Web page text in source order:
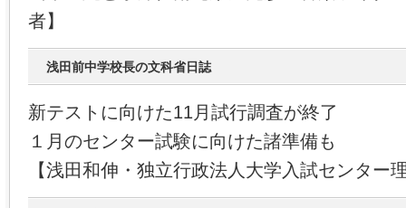
者】
浅田前中学校長の文科省日誌
新テストに向けた11月試行調査が終了
１月のセンター試験に向けた諸準備も
【浅田和伸・独立行政法人大学入試センター